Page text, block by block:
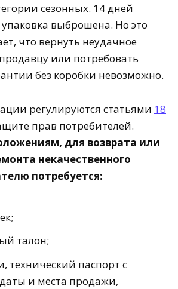
сезонных. 14 дней
выброшена. Но это
что вернуть неудачное
или потребовать
без коробки невозможно.
регулируются статьями 18
прав потребителей.
для возврата или
некачественного
потребуется:
талон;
технический паспорт с
и места продажи,